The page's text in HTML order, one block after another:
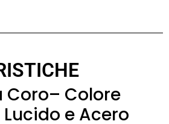
Coro– Colore
e Acero